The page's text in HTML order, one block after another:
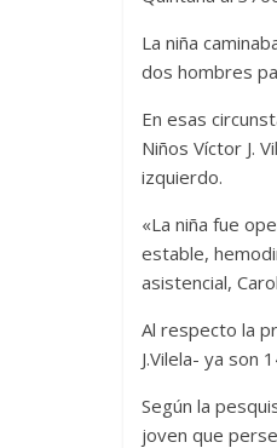
La niña
dos hombres
En esas
Niños Víctor J.
izquierdo.
«La niña fue
estable,
asistencial,
Al respecto la
J.Vilela- ya son
Según la
joven que